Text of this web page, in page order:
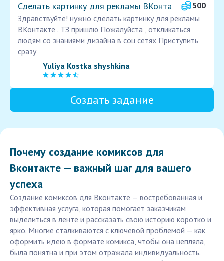
Сделать картинку для рекламы ВКонта
500
Здравствуйте! нужно сделать картинку для рекламы
ВКонтакте . ТЗ пришлю Пожалуйста , откликаться
людям со знаниями дизайна в соц сетях Приступить
сразу
Yuliya Kostka shyshkina
Создать задание
Почему создание комиксов для
Вконтакте — важный шаг для вашего
успеха
Создание комиксов для Вконтакте — востребованная и
эффективная услуга, которая помогает заказчикам
выделиться в ленте и рассказать свою историю коротко и
ярко. Многие сталкиваются с ключевой проблемой — как
оформить идею в формате комикса, чтобы она цепляла,
была понятна и при этом отражала индивидуальность.